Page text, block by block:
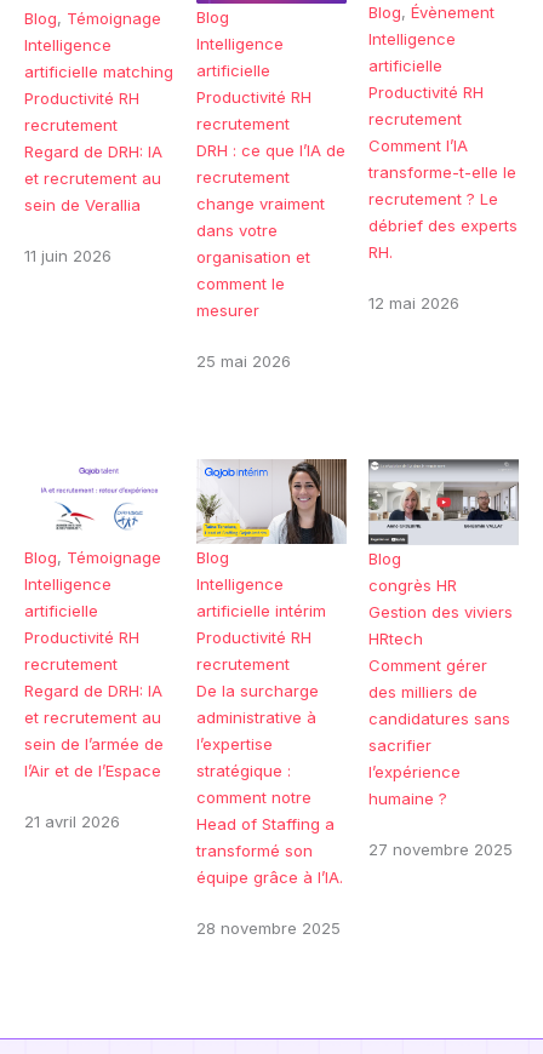
Blog, Témoignage
Intelligence
artificielle matching
Productivité RH
recrutement
Regard de DRH: IA
et recrutement au
sein de Verallia
11 juin 2026
Blog
Intelligence
artificielle
Productivité RH
recrutement
DRH : ce que l’IA de
recrutement
change vraiment
dans votre
organisation et
comment le
mesurer
25 mai 2026
Blog, Évènement
Intelligence
artificielle
Productivité RH
recrutement
Comment l’IA
transforme-t-elle le
recrutement ? Le
débrief des experts
RH.
12 mai 2026
Blog, Témoignage
Intelligence
artificielle
Productivité RH
recrutement
Regard de DRH: IA
et recrutement au
sein de l’armée de
l’Air et de l’Espace
21 avril 2026
Blog
Intelligence
artificielle intérim
Productivité RH
recrutement
De la surcharge
administrative à
l’expertise
stratégique :
comment notre
Head of Staffing a
transformé son
équipe grâce à l’IA.
28 novembre 2025
Blog
congrès HR
Gestion des viviers
HRtech
Comment gérer
des milliers de
candidatures sans
sacrifier
l’expérience
humaine ?
27 novembre 2025